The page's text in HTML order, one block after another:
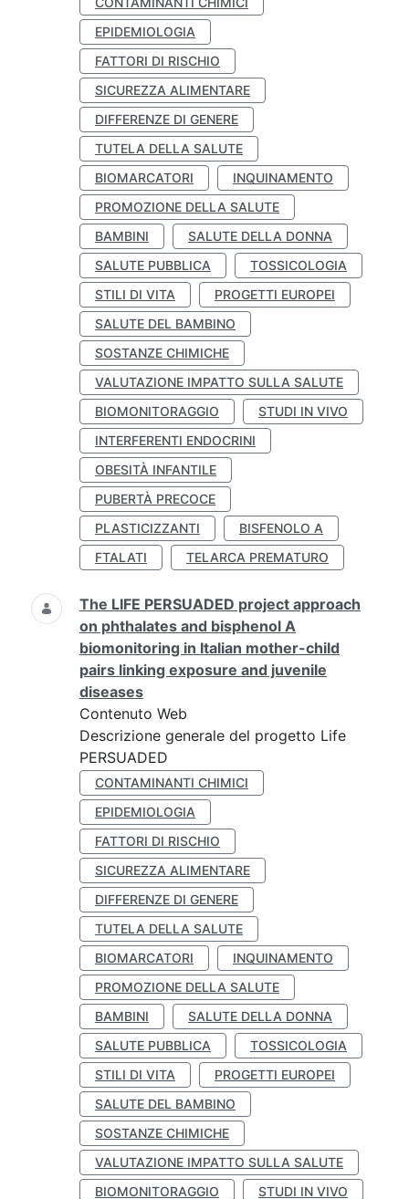
EPIDEMIOLOGIA
FATTORI DI RISCHIO
SICUREZZA ALIMENTARE
DIFFERENZE DI GENERE
TUTELA DELLA SALUTE
BIOMARCATORI
INQUINAMENTO
PROMOZIONE DELLA SALUTE
BAMBINI
SALUTE DELLA DONNA
SALUTE PUBBLICA
TOSSICOLOGIA
STILI DI VITA
PROGETTI EUROPEI
SALUTE DEL BAMBINO
SOSTANZE CHIMICHE
VALUTAZIONE IMPATTO SULLA SALUTE
BIOMONITORAGGIO
STUDI IN VIVO
INTERFERENTI ENDOCRINI
OBESITÀ INFANTILE
PUBERTÀ PRECOCE
PLASTICIZZANTI
BISFENOLO A
FTALATI
TELARCA PREMATURO
The LIFE PERSUADED project approach
on phthalates and bisphenol A
biomonitoring in Italian mother-child
pairs linking exposure and juvenile
diseases
Contenuto Web
Descrizione generale del progetto Life
PERSUADED
CONTAMINANTI CHIMICI
EPIDEMIOLOGIA
FATTORI DI RISCHIO
SICUREZZA ALIMENTARE
DIFFERENZE DI GENERE
TUTELA DELLA SALUTE
BIOMARCATORI
INQUINAMENTO
PROMOZIONE DELLA SALUTE
BAMBINI
SALUTE DELLA DONNA
SALUTE PUBBLICA
TOSSICOLOGIA
STILI DI VITA
PROGETTI EUROPEI
SALUTE DEL BAMBINO
SOSTANZE CHIMICHE
VALUTAZIONE IMPATTO SULLA SALUTE
BIOMONITORAGGIO
STUDI IN VIVO